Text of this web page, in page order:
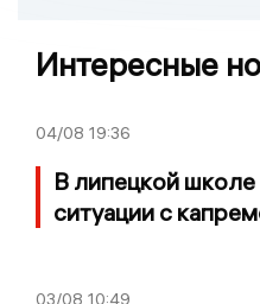
Интересные
04/08 19:36
В липецкой
ситуации с
03/08 10:49